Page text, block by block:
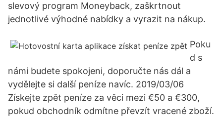
slevový program Moneyback, zaškrtnout
jednotlivé výhodné nabídky a vyrazit na nákup.
Poku
d s
námi budete spokojeni, doporučte nás dál a
vydělejte si další peníze navíc. 2019/03/06
Získejte zpět peníze za věci mezi €50 a €300,
pokud obchodník odmítne převzít vracené zboží.